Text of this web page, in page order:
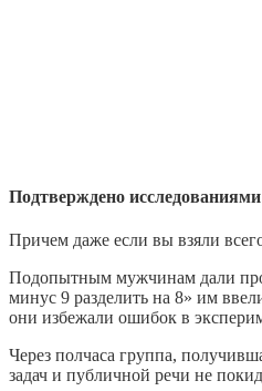
Подтверждено исследованиями
Причем даже если вы взяли
Подопытным мужчинам дали
минус 9 разделить на 8» им
они избежали ошибок в
Через полчаса группа,
задач и публичной речи не